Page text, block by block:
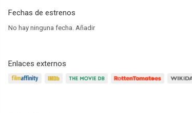
Fechas de estrenos
No hay ninguna fecha. Añadir
Enlaces externos